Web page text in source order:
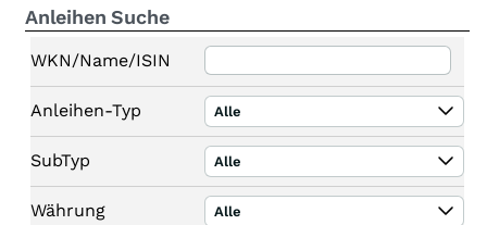
Anleihen Suche
WKN/Name/ISIN
Anleihen-Typ Alle
SubTyp Alle
Währung Alle